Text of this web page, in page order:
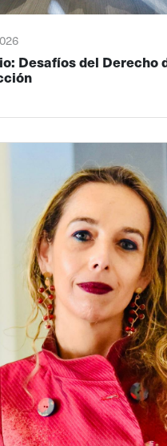
Desafíos del Derecho